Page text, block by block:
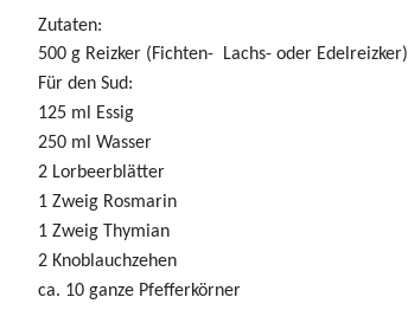
Zutaten:
500 g Reizker (Fichten- Lachs- oder Edelreizker)
Für den Sud:
125 ml Essig
250 ml Wasser
2 Lorbeerblätter
1 Zweig Rosmarin
1 Zweig Thymian
2 Knoblauchzehen
ca. 10 ganze Pfefferkörner